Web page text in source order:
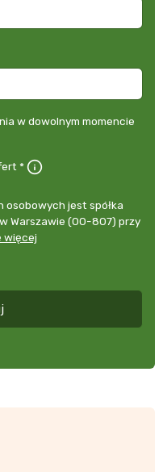
w dowolnym momencie
*
jest spółka
Warszawie (00-807) przy
więcej